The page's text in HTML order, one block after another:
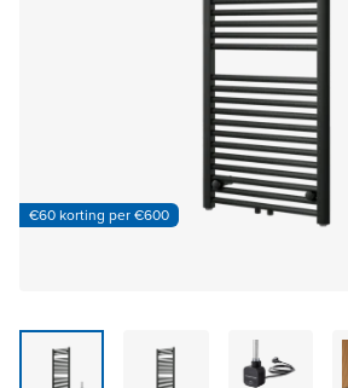
€60 korting per €600